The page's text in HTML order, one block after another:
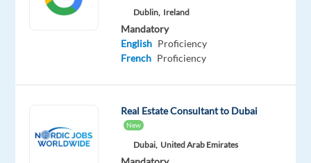
03,
Proficiency
Dublin, Ireland
Mandatory
English Proficiency
French Proficiency
Real Estate Consultant to Dubai
New
Dubai, United Arab Emirates